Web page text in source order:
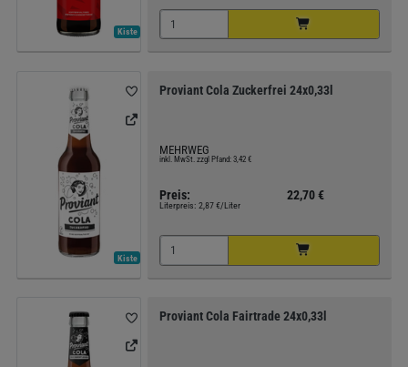
Kiste
Kiste
Proviant Cola Zuckerfrei 24x0,33l
MEHRWEG
inkl. MwSt. zzgl Pfand: 3,42 €
Preis: 22,70 €
Literpreis: 2,87 €/Liter
Proviant Cola Fairtrade 24x0,33l